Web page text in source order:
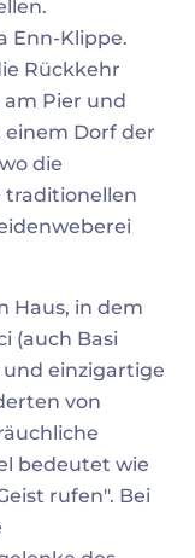
Enn-Klippe.
Rückkehr
Pier und
einem Dorf der
die
traditionellen
Haus, in dem
(auch Basi
einzigartige
von
bedeutet wie
rufen". Bei